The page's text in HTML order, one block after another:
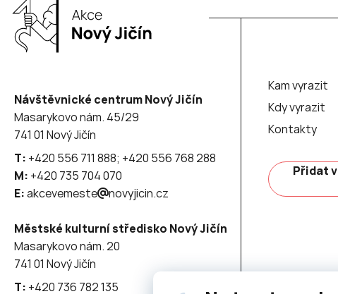
Návštěvnické centrum Nový Jičín
Masarykovo nám. 45/29
741 01 Nový Jičín
T: +420 556 711 888; +420 556 768 288
M: +420 735 704 070
E:akcevemeste novyjicin.cz
Městské kulturní středisko Nový Jičín
Masarykovo nám. 20
741 01 Nový Jičín
T: +420 736 782 135
Kam vyrazit
Kdy vyrazit
Kontakty
Přidat